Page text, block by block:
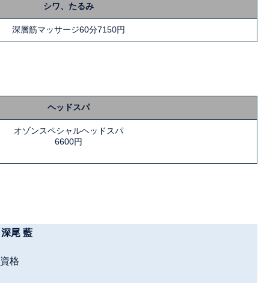
シワ、たるみ
深層筋マッサージ60分7150円
ヘッドスパ
オゾンスペシャルヘッドスパ
6600円
深尾 藍
資格